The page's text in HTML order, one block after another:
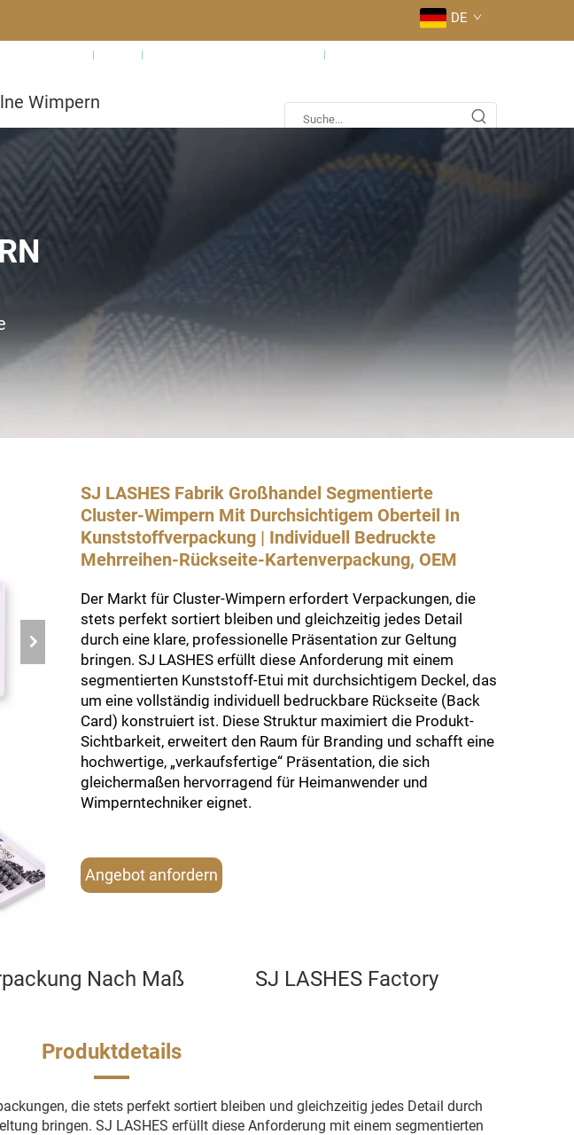
DE
Wimpern
SJ LASHES Fabrik Großhandel Segmentierte
Cluster-Wimpern Mit Durchsichtigem Oberteil In
Kunststoffverpackung | Individuell Bedruckte
Mehrreihen-Rückseite-Kartenverpackung, OEM
Der Markt für Cluster-Wimpern erfordert Verpackungen, die
stets perfekt sortiert bleiben und gleichzeitig jedes Detail
durch eine klare, professionelle Präsentation zur Geltung
bringen. SJ LASHES erfüllt diese Anforderung mit einem
segmentierten Kunststoff-Etui mit durchsichtigem Deckel, das
um eine vollständig individuell bedruckbare Rückseite (Back
Card) konstruiert ist. Diese Struktur maximiert die Produkt-
Sichtbarkeit, erweitert den Raum für Branding und schafft eine
hochwertige, „verkaufsfertige“ Präsentation, die sich
gleichermaßen hervorragend für Heimanwender und
Wimperntechniker eignet.
Angebot anfordern
Nach Maß SJ LASHES Factory
Produktdetails
die stets perfekt sortiert bleiben und gleichzeitig jedes Detail durch
bringen. SJ LASHES erfüllt diese Anforderung mit einem segmentierten